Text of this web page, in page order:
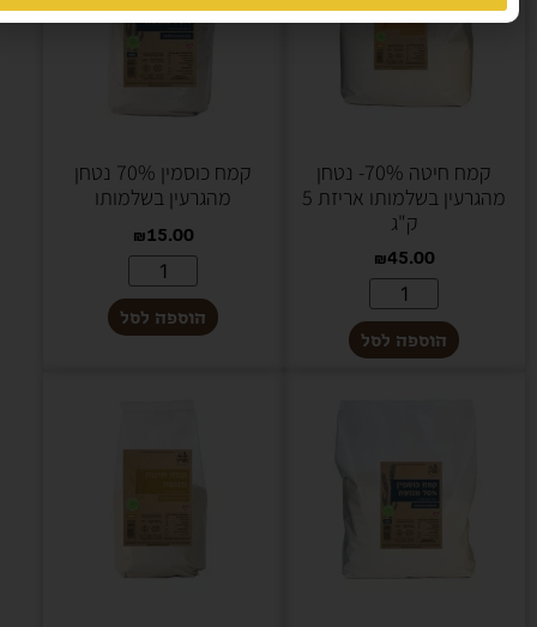
קמח חיטה 70%- נטחן
מהגרעין בשלמותו אריזת 5
ק"ג
₪45.00
הוספה לסל
קמח כוסמין 70% נטחן
מהגרעין בשלמותו
₪15.00
הוספה לסל